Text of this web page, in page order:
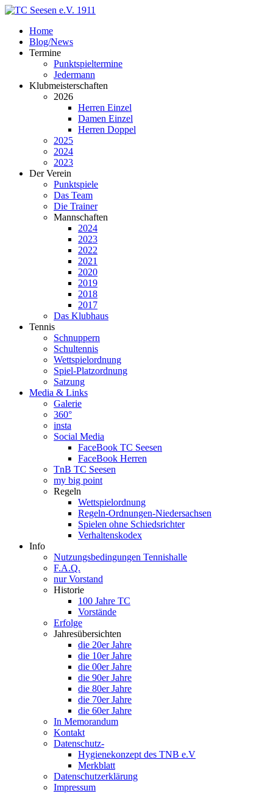
Home
Blog/News
Termine
Punktspieltermine
Jedermann
Klubmeisterschaften
2026
Herren Einzel
Damen Einzel
Herren Doppel
2025
2024
2023
Der Verein
Punktspiele
Das Team
Die Trainer
Mannschaften
2024
2023
2022
2021
2020
2019
2018
2017
Das Klubhaus
Tennis
Schnuppern
Schultennis
Wettspielordnung
Spiel-Platzordnung
Satzung
Media & Links
Galerie
360°
insta
Social Media
FaceBook TC Seesen
FaceBook Herren
TnB TC Seesen
my big point
Regeln
Wettspielordnung
Regeln-Ordnungen-Niedersachsen
Spielen ohne Schiedsrichter
Verhaltenskodex
Info
Nutzungsbedingungen Tennishalle
F.A.Q.
nur Vorstand
Historie
100 Jahre TC
Vorstände
Erfolge
Jahresübersichten
die 20er Jahre
die 10er Jahre
die 00er Jahre
die 90er Jahre
die 80er Jahre
die 70er Jahre
die 60er Jahre
In Memorandum
Kontakt
Datenschutz-
Hygienekonzept des TNB e.V
Merkblatt
Datenschutzerklärung
Impressum